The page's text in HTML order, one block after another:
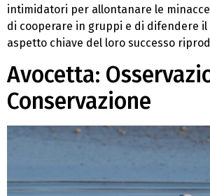
intimidatori per allontanare le
di cooperare in gruppi e di difendere
aspetto chiave del loro successo
Avocetta:
Conservazione